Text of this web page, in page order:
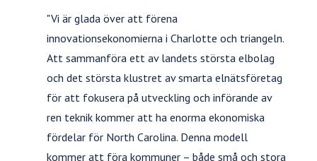
"Vi är glada över att förena
innovationsekonomierna i Charlotte och triangeln.
Att sammanföra ett av landets största elbolag
och det största klustret av smarta elnätsföretag
för att fokusera på utveckling och införande av
ren teknik kommer att ha enorma ekonomiska
fördelar för North Carolina. Denna modell
kommer att föra kommuner – både små och stora